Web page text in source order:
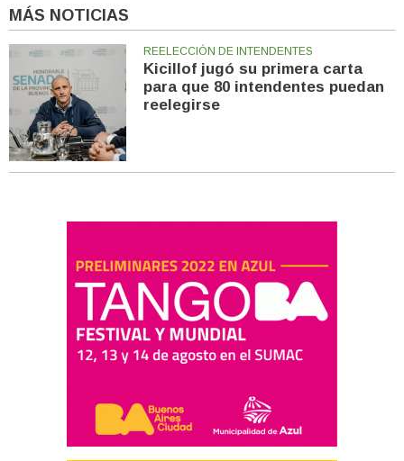
MÁS NOTICIAS
REELECCIÓN DE INTENDENTES
Kicillof jugó su primera carta
para que 80 intendentes puedan
reelegirse